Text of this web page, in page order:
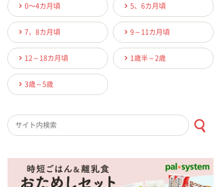
0〜4カ月頃 5、6カ月頃
7、8カ月頃 9～11カ月頃
12～18カ月頃 1歳半～2歳
3歳～5歳
検索キーワード入力